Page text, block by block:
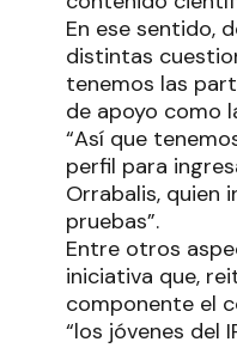
En ese sentido,
distintas
tenemos las
de apoyo como
“Así que
perfil para
Orrabalis, quien
pruebas”.
Entre otros
iniciativa que,
componente el
“los jóvenes del